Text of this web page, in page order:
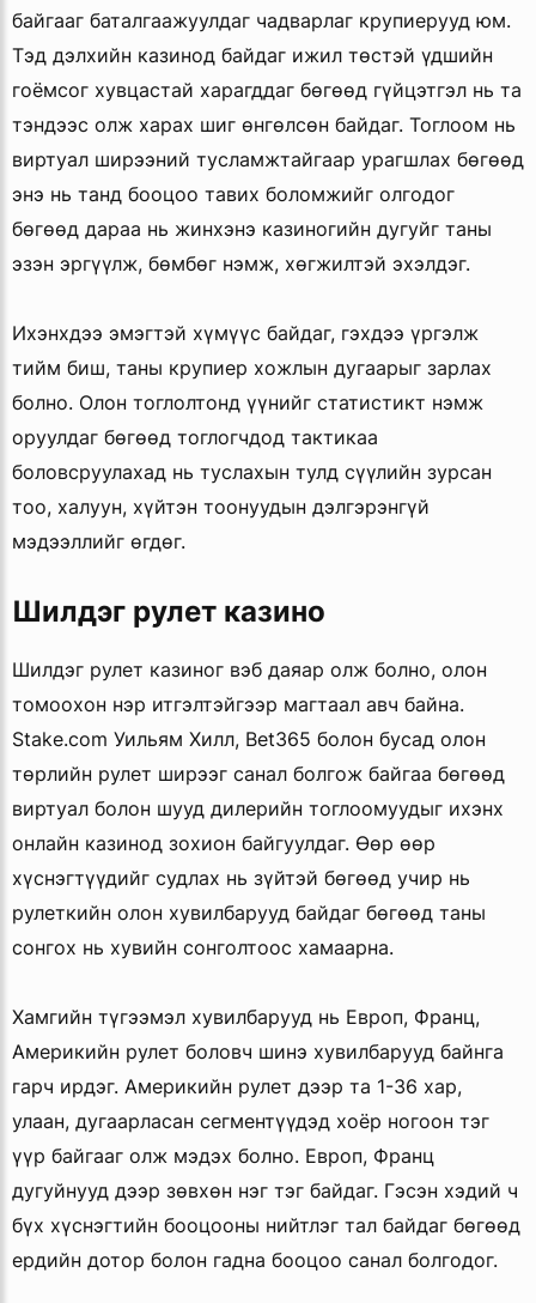
байгааг баталгаажуулдаг чадварлаг крупиерууд юм.
Тэд дэлхийн казинод байдаг ижил төстэй үдшийн
гоёмсог хувцастай харагддаг бөгөөд гүйцэтгэл нь та
тэндээс олж харах шиг өнгөлсөн байдаг. Тоглоом нь
виртуал ширээний тусламжтайгаар урагшлах бөгөөд
энэ нь танд бооцоо тавих боломжийг олгодог
бөгөөд дараа нь жинхэнэ казиногийн дугуйг таны
эзэн эргүүлж, бөмбөг нэмж, хөгжилтэй эхэлдэг.
Ихэнхдээ эмэгтэй хүмүүс байдаг, гэхдээ үргэлж
тийм биш, таны крупиер хожлын дугаарыг зарлах
болно. Олон тоглолтонд үүнийг статистикт нэмж
оруулдаг бөгөөд тоглогчдод тактикаа
боловсруулахад нь туслахын тулд сүүлийн зурсан
тоо, халуун, хүйтэн тоонуудын дэлгэрэнгүй
мэдээллийг өгдөг.
Шилдэг рулет казино
Шилдэг рулет казиног вэб даяар олж болно, олон
томоохон нэр итгэлтэйгээр магтаал авч байна.
Stake.com Уильям Хилл, Bet365 болон бусад олон
төрлийн рулет ширээг санал болгож байгаа бөгөөд
виртуал болон шууд дилерийн тоглоомуудыг ихэнх
онлайн казинод зохион байгуулдаг. Өөр өөр
хүснэгтүүдийг судлах нь зүйтэй бөгөөд учир нь
рулеткийн олон хувилбарууд байдаг бөгөөд таны
сонгох нь хувийн сонголтоос хамаарна.
Хамгийн түгээмэл хувилбарууд нь Европ, Франц,
Америкийн рулет боловч шинэ хувилбарууд байнга
гарч ирдэг. Америкийн рулет дээр та 1-36 хар,
улаан, дугаарласан сегментүүдэд хоёр ногоон тэг
үүр байгааг олж мэдэх болно. Европ, Франц
дугуйнууд дээр зөвхөн нэг тэг байдаг. Гэсэн хэдий ч
бүх хүснэгтийн бооцооны нийтлэг тал байдаг бөгөөд
ердийн дотор болон гадна бооцоо санал болгодог.